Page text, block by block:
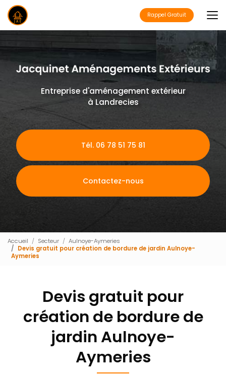
Aller
au
contenu
principal
Rappel Gratuit
Entreprise d'aménagement extérieur
à Landrecies
Tél. 06 78 51 75 81
Contactez-nous
Accueil Secteur
Aulnoye-Aymeries
Devis gratuit pour création de bordure de jardin Aulnoye-
Aymeries
Devis gratuit pour
création de bordure de
jardin Aulnoye-
Aymeries